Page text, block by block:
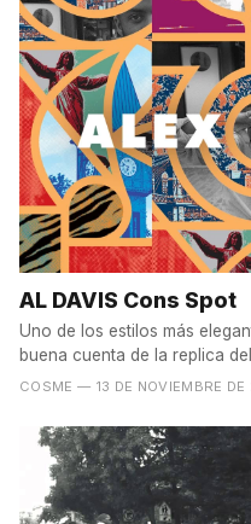
AL DAVIS Cons Spot
Uno de los estilos más
buena cuenta de la replica
COSME — 13 DE NOVIEMBRE DE